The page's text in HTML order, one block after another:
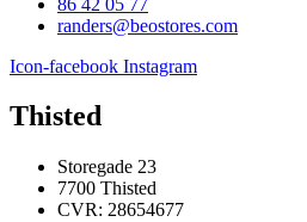
randers@beostores.com
Icon-facebook Instagram
Thisted
Storegade 23
7700 Thisted
CVR: 28654677